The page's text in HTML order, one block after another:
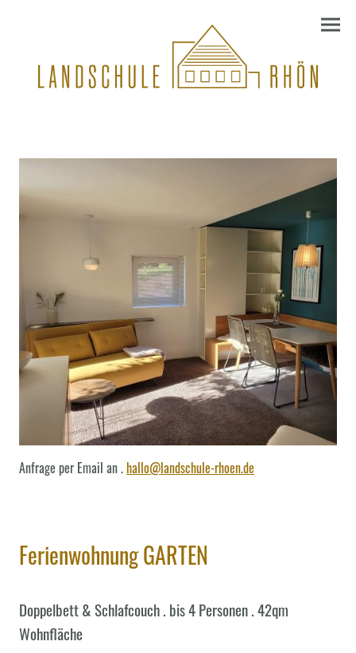
Anfrage per Email an .hallo@landschule-rhoen.de
Ferienwohnung GARTEN
Doppelbett & Schlafcouch . bis 4 Personen . 42qm
Wohnfläche